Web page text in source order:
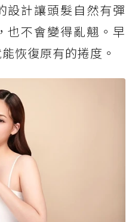
設計讓頭髮自然有彈
也不會變得亂翹。早
恢復原有的捲度。